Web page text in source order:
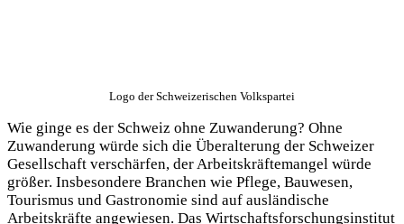
Logo der Schweizerischen Volkspartei
Wie ginge es der Schweiz ohne Zuwanderung? Ohne
Zuwanderung würde sich die Überalterung der Schweizer
Gesellschaft verschärfen, der Arbeitskräftemangel würde
größer. Insbesondere Branchen wie Pflege, Bauwesen,
Tourismus und Gastronomie sind auf ausländische
Arbeitskräfte angewiesen. Das Wirtschaftsforschungsinstitut